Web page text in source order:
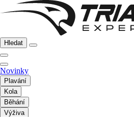
Hledat
Novinky
Plavání
Kola
Běhání
Výživa